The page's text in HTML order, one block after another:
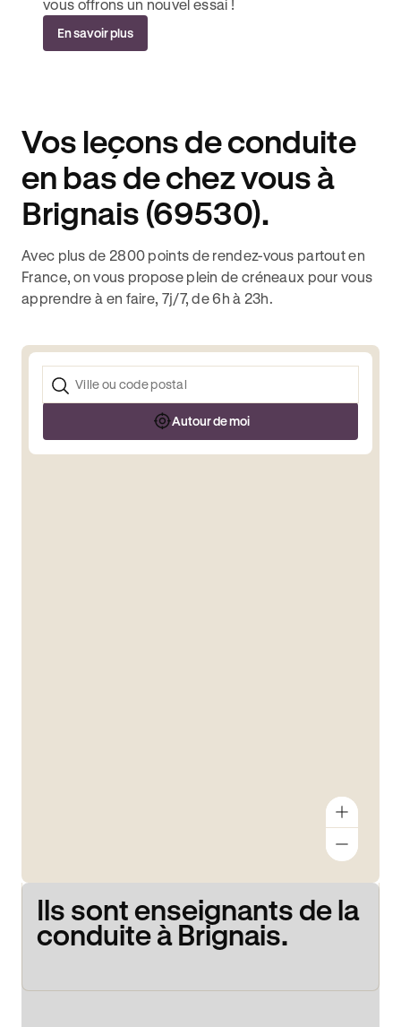
vous offrons un nouvel essai !
En savoir plus
Vos leçons de conduite
en bas de chez vous à
Brignais (69530).
Avec plus de 2800 points de rendez-vous partout en
France, on vous propose plein de créneaux pour vous
apprendre à en faire, 7j/7, de 6h à 23h.
Autour de moi
Ils sont enseignants de la
conduite à Brignais.